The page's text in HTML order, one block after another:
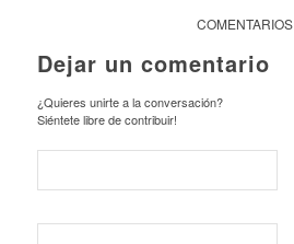
COMENTARIOS
Dejar un comentario
¿Quieres unirte a la conversación?
Siéntete libre de contribuir!